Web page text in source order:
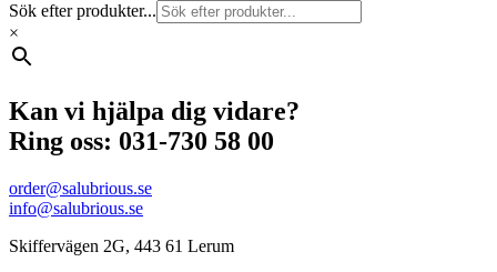
Sök efter produkter...
×
Kan vi hjälpa dig vidare?
Ring oss: 031-730 58 00
order@salubrious.se
info@salubrious.se
Skiffervägen 2G, 443 61 Lerum